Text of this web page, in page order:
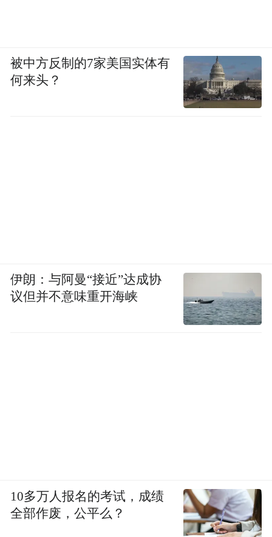
被中方反制的7家美国实体有
何来头？
伊朗：与阿曼“接近”达成协
议但并不意味重开海峡
10多万人报名的考试，成绩
全部作废，公平么？